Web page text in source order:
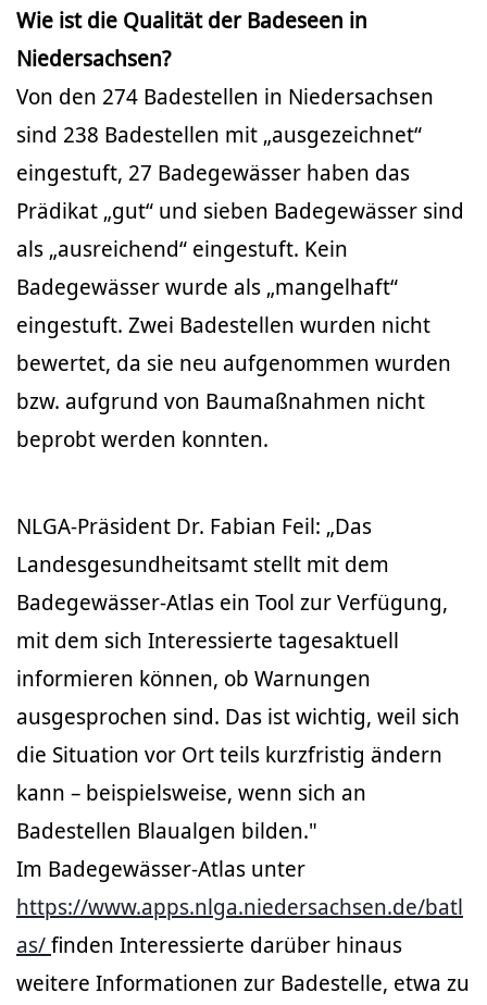
Wie ist die Qualität der Badeseen in
Niedersachsen?
Von den 274 Badestellen in Niedersachsen
sind 238 Badestellen mit „ausgezeichnet“
eingestuft, 27 Badegewässer haben das
Prädikat „gut“ und sieben Badegewässer sind
als „ausreichend“ eingestuft. Kein
Badegewässer wurde als „mangelhaft“
eingestuft. Zwei Badestellen wurden nicht
bewertet, da sie neu aufgenommen wurden
bzw. aufgrund von Baumaßnahmen nicht
beprobt werden konnten.
NLGA-Präsident Dr. Fabian Feil: „Das
Landesgesundheitsamt stellt mit dem
Badegewässer-Atlas ein Tool zur Verfügung,
mit dem sich Interessierte tagesaktuell
informieren können, ob Warnungen
ausgesprochen sind. Das ist wichtig, weil sich
die Situation vor Ort teils kurzfristig ändern
kann – beispielsweise, wenn sich an
Badestellen Blaualgen bilden."
Im Badegewässer-Atlas unter
https://www.apps.nlga.niedersachsen.de/batl
as/finden Interessierte darüber hinaus
weitere Informationen zur Badestelle, etwa zu